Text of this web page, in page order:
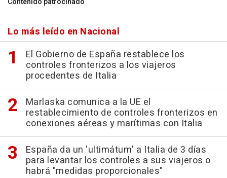
Lo más leído en Nacional
El Gobierno de España restablece los
controles fronterizos a los viajeros
procedentes de Italia
Marlaska comunica a la UE el
restablecimiento de controles fronterizos en
conexiones aéreas y marítimas con Italia
España da un 'ultimátum' a Italia de 3 días
para levantar los controles a sus viajeros o
habrá "medidas proporcionales"